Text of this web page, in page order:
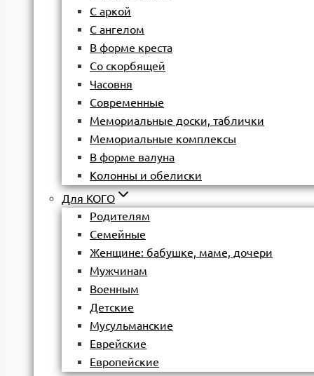
С аркой
С ангелом
В форме креста
Со скорбящей
Часовня
Современные
Мемориальные доски, таблички
Мемориальные комплексы
В форме валуна
Колонны и обелиски
Для КОГО
Родителям
Семейные
Женщине: бабушке, маме, дочери
Мужчинам
Военным
Детские
Мусульманские
Еврейские
Европейские